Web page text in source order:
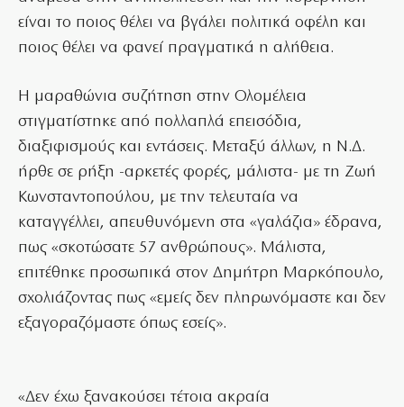
είναι το ποιος θέλει να βγάλει πολιτικά οφέλη και
ποιος θέλει να φανεί πραγματικά η αλήθεια.
Η μαραθώνια συζήτηση στην Ολομέλεια
στιγματίστηκε από πολλαπλά επεισόδια,
διαξιφισμούς και εντάσεις. Μεταξύ άλλων, η Ν.Δ.
ήρθε σε ρήξη -αρκετές φορές, μάλιστα- με τη Ζωή
Κωνσταντοπούλου, με την τελευταία να
καταγγέλλει, απευθυνόμενη στα «γαλάζια» έδρανα,
πως «σκοτώσατε 57 ανθρώπους». Μάλιστα,
επιτέθηκε προσωπικά στον Δημήτρη Μαρκόπουλο,
σχολιάζοντας πως «εμείς δεν πληρωνόμαστε και δεν
εξαγοραζόμαστε όπως εσείς».
«Δεν έχω ξανακούσει τέτοια ακραία